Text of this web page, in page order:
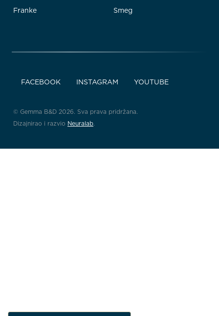
Franke Smeg
FACEBOOK INSTAGRAM YOUTUBE
© Gemma B&D 2026. Sva prava pridržana.
Dizajnirao i razvio Neuralab.